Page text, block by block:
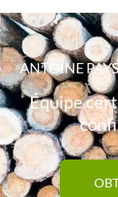
ANTOINE
Équipe